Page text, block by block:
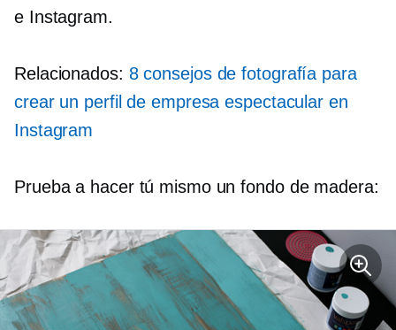
e Instagram.
Relacionados: 8 consejos de fotografía para
crear un perfil de empresa espectacular en
Instagram
Prueba a hacer tú mismo un fondo de madera: